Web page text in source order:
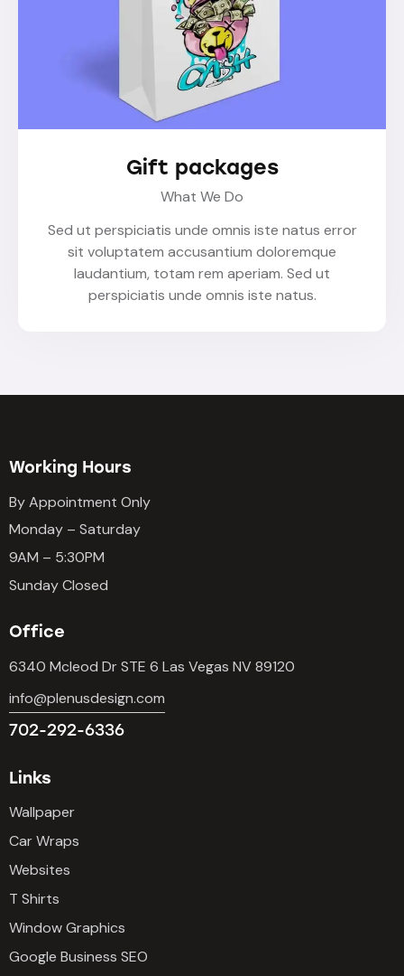
Gift packages
What We Do
Sed ut perspiciatis unde omnis iste natus error
sit voluptatem accusantium doloremque
laudantium, totam rem aperiam. Sed ut
perspiciatis unde omnis iste natus.
Working Hours
By Appointment Only
Monday – Saturday
9AM – 5:30PM
Sunday Closed
Office
6340 Mcleod Dr STE 6 Las Vegas NV 89120
info@plenusdesign.com
702-292-6336
Links
Wallpaper
Car Wraps
Websites
T Shirts
Window Graphics
Google Business SEO